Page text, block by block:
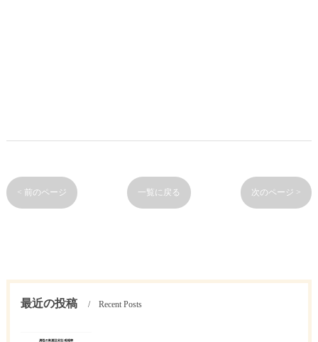
< 前のページ 一覧に戻る 次のページ >
最近の投稿 Recent Posts